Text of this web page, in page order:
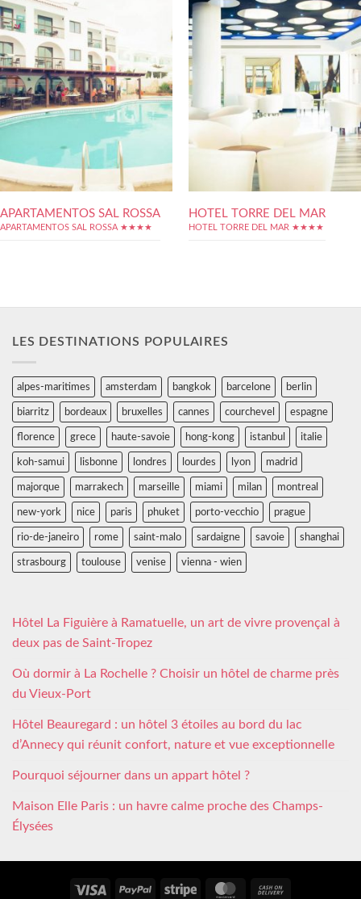
APARTAMENTOS SAL ROSSA
APARTAMENTOS SAL ROSSA ★★★★
HOTEL TORRE DEL MAR
HOTEL TORRE DEL MAR ★★★★
LES DESTINATIONS POPULAIRES
alpes-maritimes amsterdam bangkok barcelone berlin
biarritz bordeaux bruxelles cannes courchevel espagne
florence grece haute-savoie hong-kong istanbul italie
koh-samui lisbonne londres lourdes lyon madrid
majorque marrakech marseille miami milan montreal
new-york nice paris phuket porto-vecchio prague
rio-de-janeiro rome saint-malo sardaigne savoie shanghai
strasbourg toulouse venise vienna - wien
Hôtel La Figuière à Ramatuelle, un art de vivre provençal à
deux pas de Saint-Tropez
Où dormir à La Rochelle ? Choisir un hôtel de charme près
du Vieux-Port
Hôtel Beauregard : un hôtel 3 étoiles au bord du lac
d’Annecy qui réunit confort, nature et vue exceptionnelle
Pourquoi séjourner dans un appart hôtel ?
Maison Elle Paris : un havre calme proche des Champs-
Élysées
Visa PayPal Stripe MasterCard